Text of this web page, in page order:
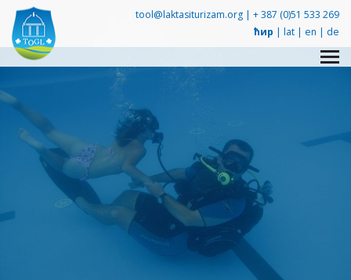
tool@laktasiturizam.org | + 387 (0)51 533 269
ћир | lat | en | de